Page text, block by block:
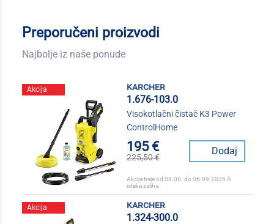
Preporučeni proizvodi
Najbolje iz naše ponude
Akcija
karcher
1.676-103.0
Visokotlačni čistač K3 Power
ControlHome
195 €
225,50 €
Dodaj
Akcija traje od 08.06. do 06.09.2026 ili
isteka zaliha
Akcija
karcher
1.324-300.0